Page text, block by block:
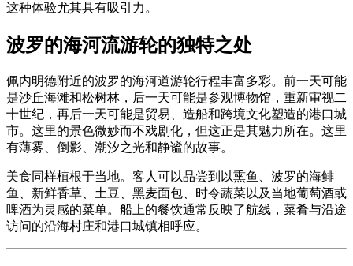
这种体验尤其具有吸引力。
波罗的海河流游轮的独特之处
佩内明德附近的波罗的海河道游轮行程丰富多彩。前一天可能
是沙丘海滩和松树林，后一天可能是参观博物馆，重新审视二
十世纪，再后一天可能是贸易、造船和跨境文化塑造的港口城
市。这里的景色微妙而不戏剧化，但这正是其魅力所在。这里
有薄雾、倒影、潮汐之光和静谧的故事。
美食同样植根于当地。客人可以品尝到以熏鱼、波罗的海鲱
鱼、新鲜香草、土豆、黑麦面包、时令蔬菜以及当地葡萄酒或
啤酒为灵感的菜单。船上的餐饮通常反映了航线，菜肴与沿途
访问的沿海村庄和港口城镇相呼应。